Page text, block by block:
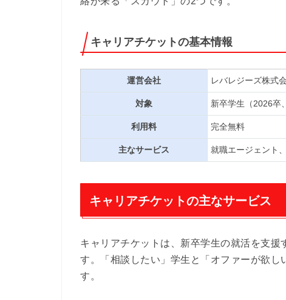
キャリアチケットの基本情報
運営会社 レバレジーズ株式
対象 新卒学生（2026卒
利用料 完全無料
主なサービス 就職エージェント
キャリアチケットの主なサービス
キャリアチケットは、新卒学生の就活を支
す。「相談したい」学生と「オファーが欲
す。